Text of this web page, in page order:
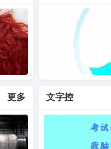
更多 文字控